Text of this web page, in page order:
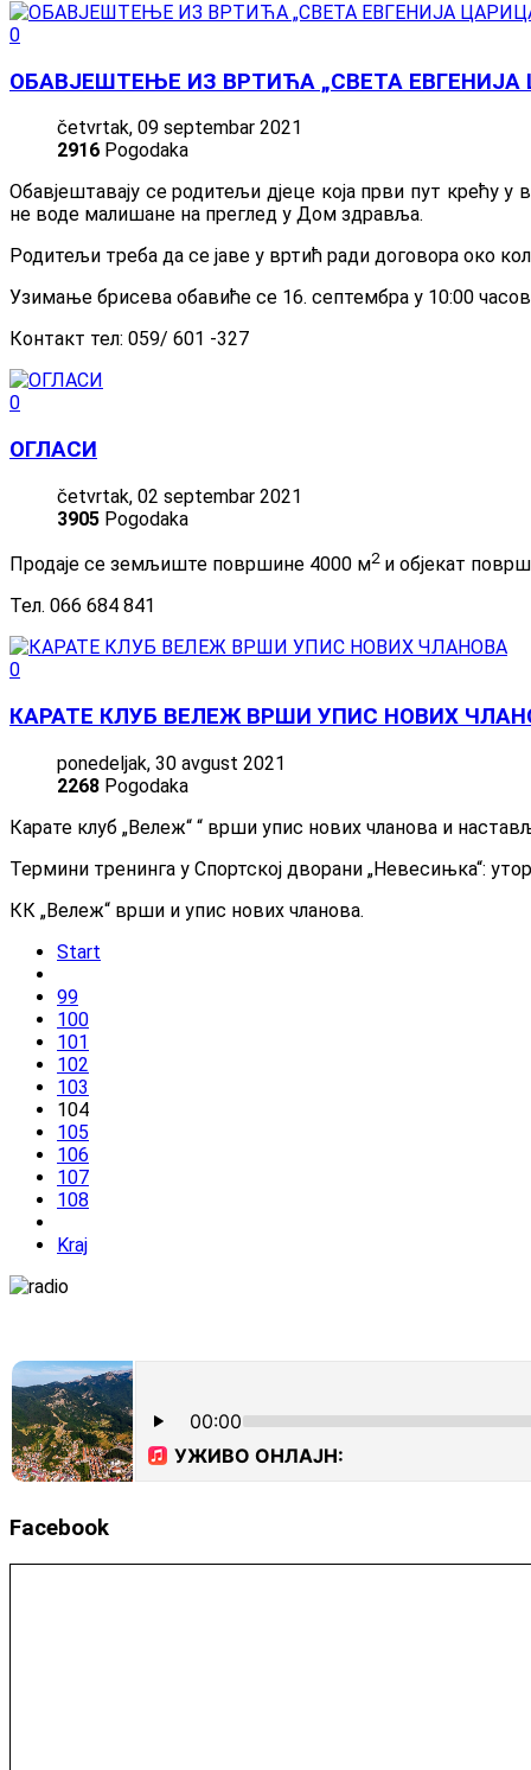
0
ОБАВЈЕШТЕЊЕ ИЗ ВРТИЋА „СВЕТА
četvrtak, 09 septembar 2021
2916 Pogodaka
Обавјештавају се родитељи дјеце која први пут крећу
нe воде малишане на преглед у Дом здравља.
Родитељи треба да се јаве у вртић ради договора око
Узимање брисева обавиће се 16. септембра у 10:00
Контакт тел: 059/ 601 -327
0
ОГЛАСИ
četvrtak, 02 septembar 2021
3905 Pogodaka
Продаје се земљиште површине 4000 м2и објекат
Тел. 066 684 841
0
КАРАТЕ КЛУБ ВЕЛЕЖ ВРШИ УПИС НОВИХ
ponedeljak, 30 avgust 2021
2268 Pogodaka
Карате клуб „Вележ“ “ врши упис нових чланова и
Термини тренинга у Спортској дворани „Невесињка“:
КК „Вележ“ врши и упис нових чланова.
Start
99
100
101
102
103
104
105
106
107
108
Kraj
Facebook